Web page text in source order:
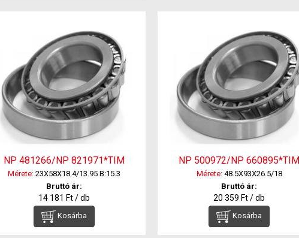
NP 481266/NP 821971*TIM
Mérete:23X58X18.4/13.95 B:15.3
Bruttó ár:
14 181 Ft / db
Kosárba
NP 500972/NP 660895*TIM
Mérete:48.5X93X26.5/18
Bruttó ár:
20 359 Ft / db
Kosárba